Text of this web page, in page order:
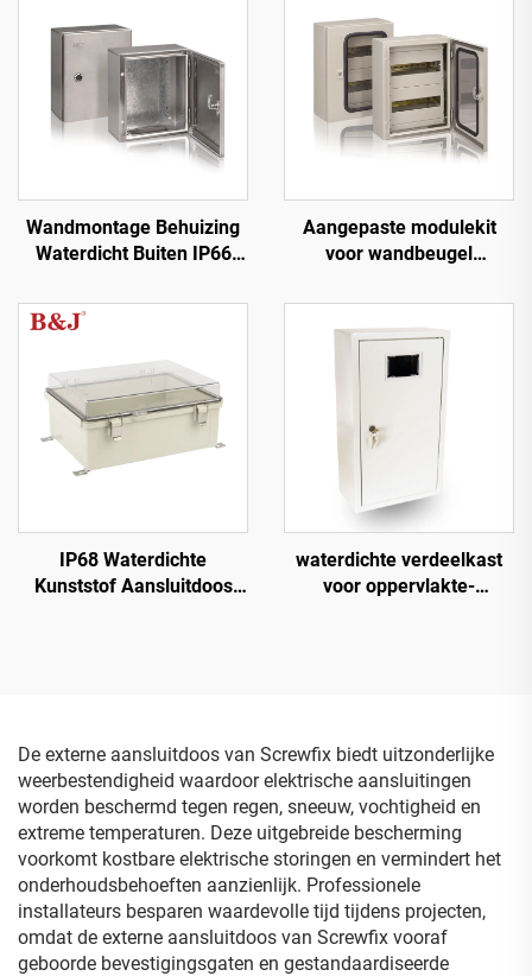
Wandmontage Behuizing
Waterdicht Buiten IP66
Aangepaste modulekit
voor wandbeugel
verdeelkast
IP68 Waterdichte
Kunststof Aansluitdoos
waterdichte verdeelkast
voor oppervlakte-
De externe aansluitdoos van Screwfix biedt uitzonderlijke
weerbestendigheid waardoor elektrische aansluitingen
worden beschermd tegen regen, sneeuw, vochtigheid en
extreme temperaturen. Deze uitgebreide bescherming
voorkomt kostbare elektrische storingen en vermindert het
onderhoudsbehoeften aanzienlijk. Professionele
installateurs besparen waardevolle tijd tijdens projecten,
omdat de externe aansluitdoos van Screwfix vooraf
geboorde bevestigingsgaten en gestandaardiseerde